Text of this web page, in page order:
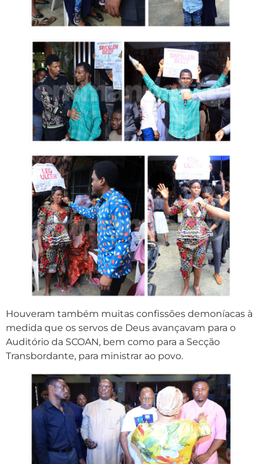
Houveram também muitas confissões demoníacas à
medida que os servos de Deus avançavam para o
Auditório da SCOAN, bem como para a Secção
Transbordante, para ministrar ao povo.